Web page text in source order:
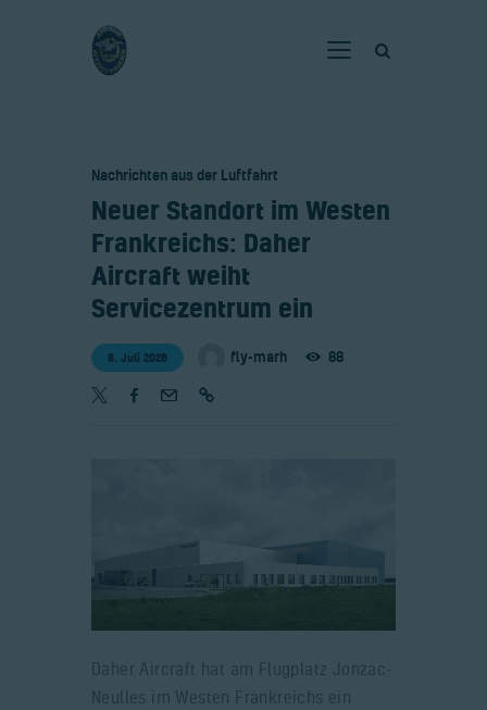
Fliegen
Neuigkeiten
Gaststätte
Bilder
Nachrichten aus der Luftfahrt
​Neuer Standort im Westen
Frankreichs: Daher
Aircraft weiht
Servicezentrum ein
8. Juli 2026 fly-marh 88
Daher Aircraft hat am Flugplatz Jonzac-
Neulles im Westen Frankreichs ein